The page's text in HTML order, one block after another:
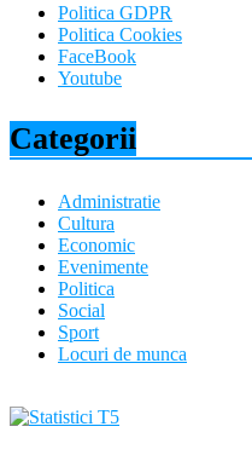
Politica GDPR
Politica Cookies
FaceBook
Youtube
Categorii
Administratie
Cultura
Economic
Evenimente
Politica
Social
Sport
Locuri de munca